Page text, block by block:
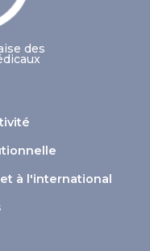
des
à l'international